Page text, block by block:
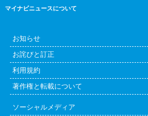
マイナビニュースについて
お知らせ
お詫びと訂正
利用規約
著作権と転載について
ソーシャルメディア